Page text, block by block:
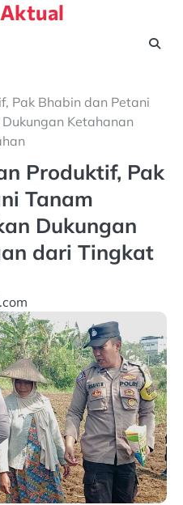
Pak Bhabin dan Petani
Ketahanan
Produktif, Pak
Tanam
Dukungan
dari Tingkat